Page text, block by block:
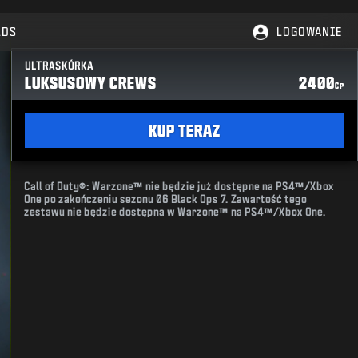
LOGOWANIE
ULTRASKÓRKA
LUKSUSOWY CREWS 2400CP
KUP TERAZ
Call of Duty®: Warzone™ nie będzie już dostępne na PS4™/Xbox
One po zakończeniu sezonu 06 Black Ops 7. Zawartość tego
zestawu nie będzie dostępna w Warzone™ na PS4™/Xbox One.